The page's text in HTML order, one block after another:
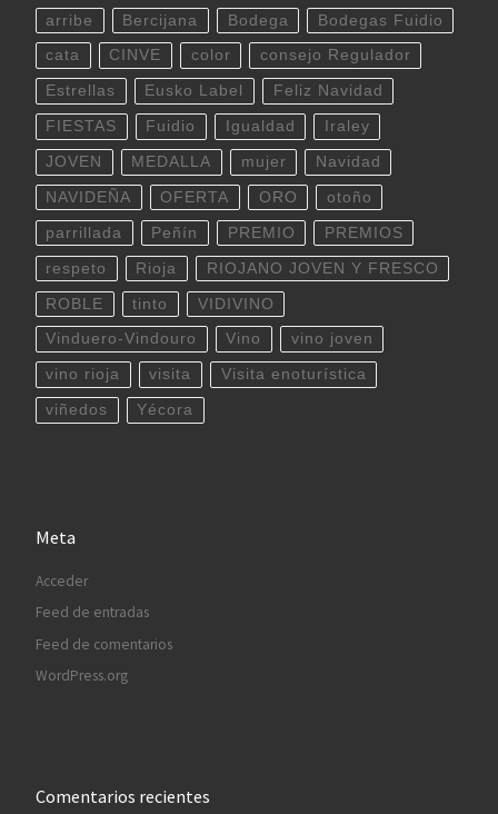
arribe Bercijana Bodega Bodegas Fuidio
cata CINVE color consejo Regulador
Estrellas Eusko Label Feliz Navidad
FIESTAS Fuidio Igualdad Iraley
JOVEN MEDALLA mujer Navidad
NAVIDEÑA OFERTA ORO otoño
parrillada Peñín PREMIO PREMIOS
respeto Rioja RIOJANO JOVEN Y FRESCO
ROBLE tinto VIDIVINO
Vinduero-Vindouro Vino vino joven
vino rioja visita Visita enoturística
viñedos Yécora
Meta
Acceder
Feed de entradas
Feed de comentarios
WordPress.org
Comentarios recientes